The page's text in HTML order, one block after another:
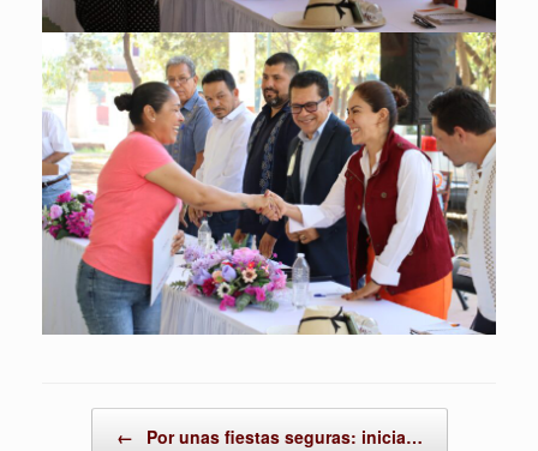
← Por unas fiestas seguras: inicia…